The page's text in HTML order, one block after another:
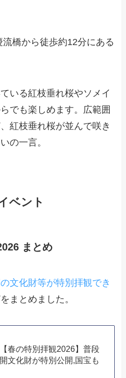
橋から徒歩約12分にある
いる紅枝垂れ桜やソメイ
でも楽しめます。広範囲
紅枝垂れ桜が並んで咲き
の一言。
ベント
まとめ
文化財等が特別拝観でき
まとめました。
春の特別拝観2026】普段
文化財が特別公開,国宝も